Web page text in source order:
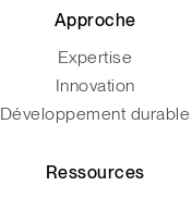
Approche
Expertise
Innovation
Développement durable
Ressources